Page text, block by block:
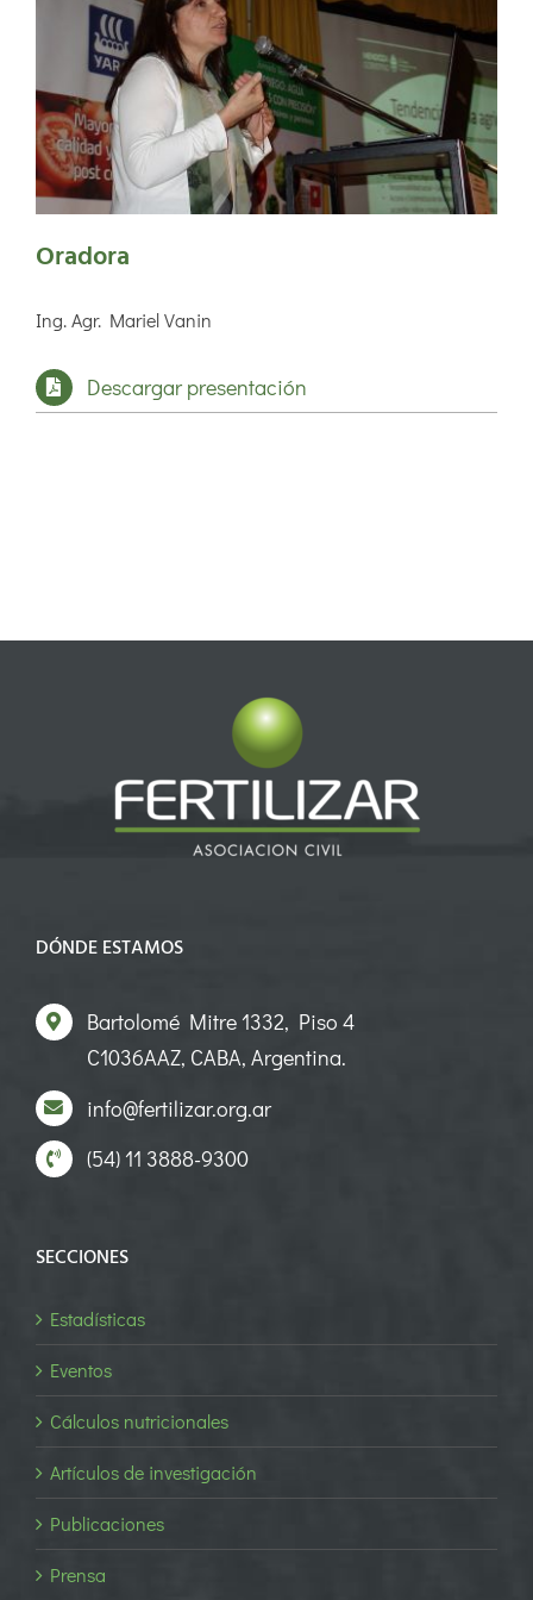
Oradora
Ing. Agr. Mariel Vanin
Descargar presentación
DÓNDE ESTAMOS
Bartolomé Mitre 1332, Piso 4
C1036AAZ, CABA, Argentina.
info@fertilizar.org.ar
(54) 11 3888-9300
SECCIONES
Estadísticas
Eventos
Cálculos nutricionales
Artículos de investigación
Publicaciones
Prensa